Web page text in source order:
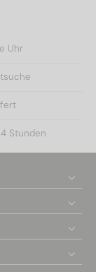
Uhr
Stunden